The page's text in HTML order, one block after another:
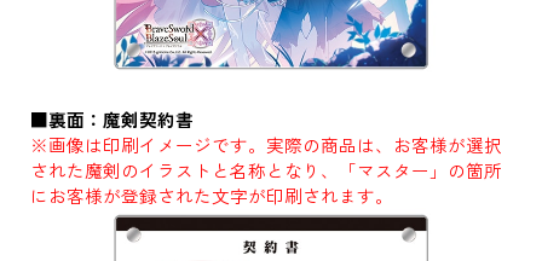
■裏面：魔剣契約書
※画像は印刷イメージです。実際の商品は、お客様が選択
された魔剣のイラストと名称となり、「マスター」の箇所
にお客様が登録された文字が印刷されます。